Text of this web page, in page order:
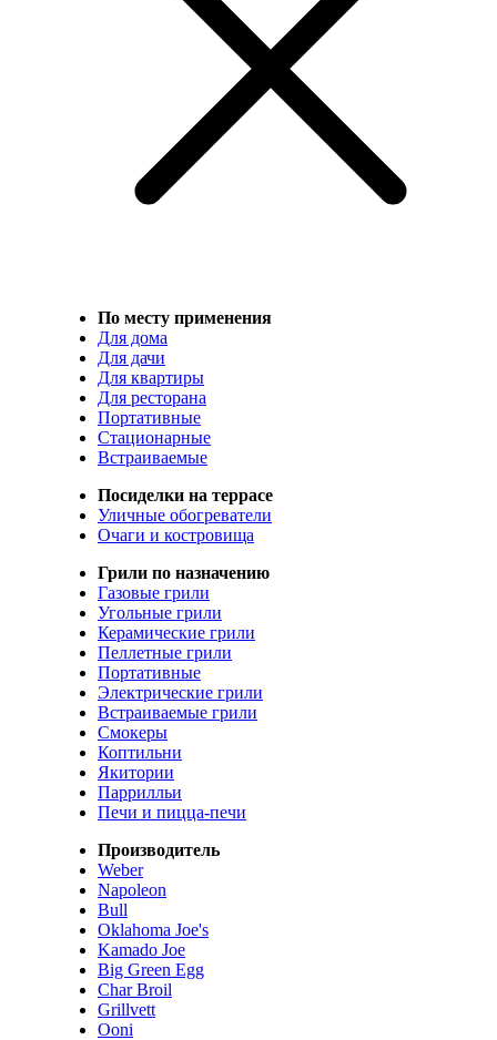
По месту применения
Для дома
Для дачи
Для квартиры
Для ресторана
Портативные
Стационарные
Встраиваемые
Посиделки на террасе
Уличные обогреватели
Очаги и костровища
Грили по назначению
Газовые грили
Угольные грили
Керамические грили
Пеллетные грили
Портативные
Электрические грили
Встраиваемые грили
Смокеры
Коптильни
Якитории
Паррилльи
Печи и пицца-печи
Производитель
Weber
Napoleon
Bull
Oklahoma Joe's
Kamado Joe
Big Green Egg
Char Broil
Grillvett
Ooni